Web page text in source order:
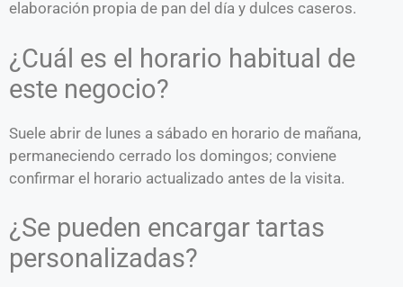
elaboración propia de pan del día y dulces caseros.
¿Cuál es el horario habitual de
este negocio?
Suele abrir de lunes a sábado en horario de mañana,
permaneciendo cerrado los domingos; conviene
confirmar el horario actualizado antes de la visita.
¿Se pueden encargar tartas
personalizadas?